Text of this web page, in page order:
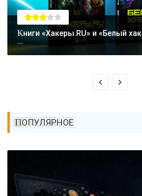
Книги «Хакеры.RU» и «Белый хакер» еще можно
...
ПОПУЛЯРНОЕ